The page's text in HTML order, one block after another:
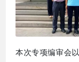
本次专项编审会